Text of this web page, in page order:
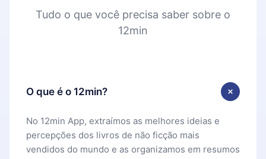
Tudo o que você precisa saber sobre o
12min
O que é o 12min?
No 12min App, extraímos as melhores ideias e
percepções dos livros de não ficção mais
vendidos do mundo e as organizamos em resumos